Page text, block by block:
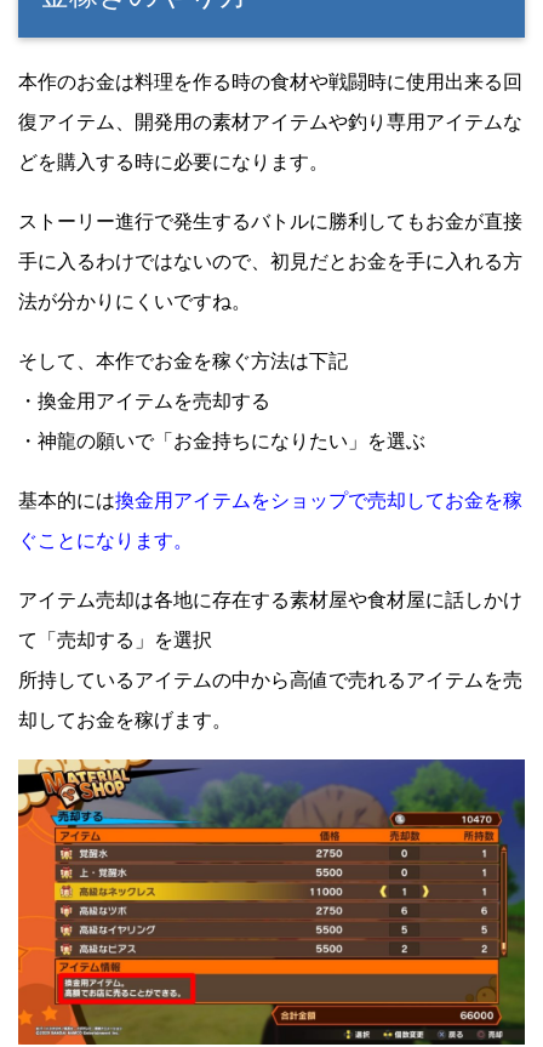
本作のお金は料理を作る時の食材や戦闘時に使用出来る回
復アイテム、開発用の素材アイテムや釣り専用アイテムな
どを購入する時に必要になります。
ストーリー進行で発生するバトルに勝利してもお金が直接
手に入るわけではないので、初見だとお金を手に入れる方
法が分かりにくいですね。
そして、本作でお金を稼ぐ方法は下記
・換金用アイテムを売却する
・神龍の願いで「お金持ちになりたい」を選ぶ
基本的には換金用アイテムをショップで売却してお金を稼
ぐことになります。
アイテム売却は各地に存在する素材屋や食材屋に話しかけ
て「売却する」を選択
所持しているアイテムの中から高値で売れるアイテムを売
却してお金を稼げます。